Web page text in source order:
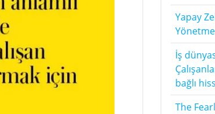
Yapay
İş
bağlı
The